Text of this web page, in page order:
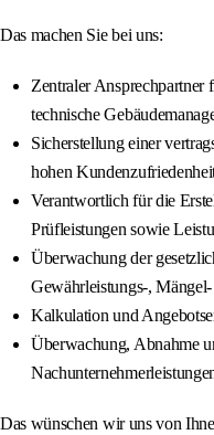
Das machen Sie bei uns:
Zentraler
technische
Sicherstellung einer
hohen
Verantwortlich für die
Prüfleistungen sowie
Überwachung der
Gewährleistungs-,
Kalkulation und
Überwachung, Abnahme
Das wünschen wir uns von